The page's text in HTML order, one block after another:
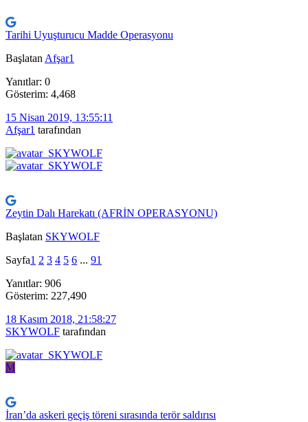
Tarihi Uyuşturucu Madde Operasyonu
Başlatan Afşar1
Yanıtlar: 0
Gösterim: 4,468
15 Nisan 2019, 13:55:11
Afşar1 tarafından
Zeytin Dalı Harekatı (AFRİN OPERASYONU)
Başlatan SKYWOLF
Sayfa1 2 3 4 5 6 ... 91
Yanıtlar: 906
Gösterim: 227,490
18 Kasım 2018, 21:58:27
SKYWOLF tarafından
M
İran’da askeri geçiş töreni sırasında terör saldırısı